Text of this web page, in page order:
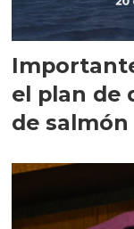
el plan de
de